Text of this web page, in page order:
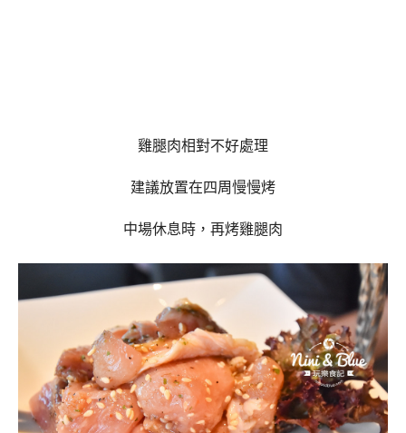
雞腿肉相對不好處理
建議放置在四周慢慢烤
中場休息時，再烤雞腿肉